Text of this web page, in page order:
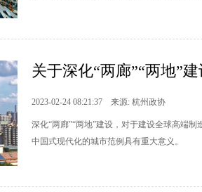
关于深化“两廊”“两地”
2023-02-24 08:21:37 来源: 杭州政协
深化“两廊”“两地”建设，对于建设全球高端
中国式现代化的城市范例具有重大意义。